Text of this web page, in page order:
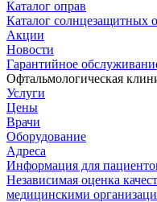
Каталог оправ
Каталог солнцезащитных
Акции
Новости
Гарантийное
Офтальмологическая
Услуги
Цены
Врачи
Оборудование
Адреса
Информация для
Независимая оценка
медицинскими